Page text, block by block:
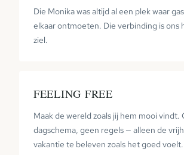
Die Monika was altijd al een plek waar
elkaar ontmoeten. Die verbinding is ons
ziel.
FEELING FREE
Maak de wereld zoals jij hem mooi vindt.
dagschema, geen regels — alleen de
vakantie te beleven zoals het goed voelt.